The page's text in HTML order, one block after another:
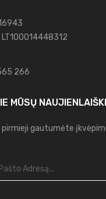
LT100014448312
266
MŪSŲ
gautumėte